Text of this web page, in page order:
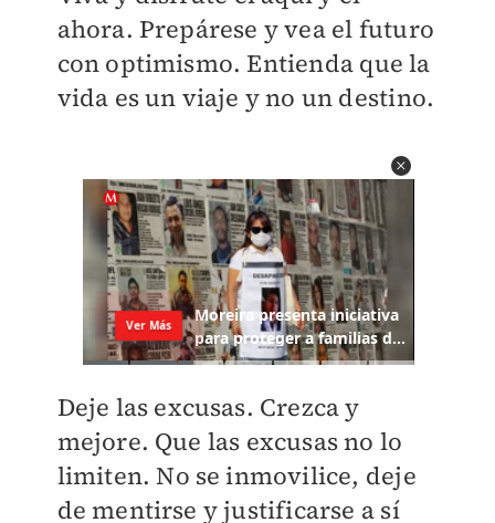
ahora. Prepárese y vea el futuro
con optimismo. Entienda que la
vida es un viaje y no un destino.
Deje las excusas. Crezca y
mejore. Que las excusas no lo
limiten. No se inmovilice, deje
de mentirse y justificarse a sí